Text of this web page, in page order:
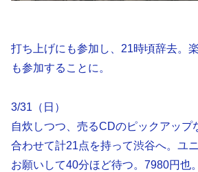
打ち上げにも参加し、21時頃辞去。
も参加することに。
3/31（日）
自炊しつつ、売るCDのピックアップ
合わせて計21点を持って渋谷へ。ユ
お願いして40分ほど待つ。7980円也